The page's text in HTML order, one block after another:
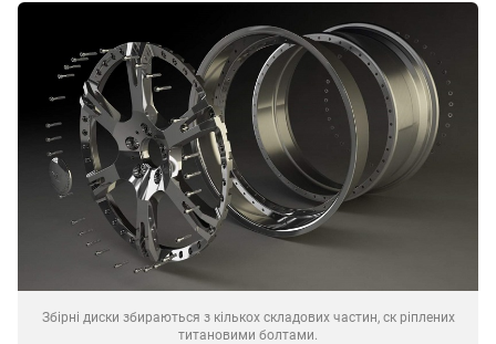
Збірні диски збираються з кількох складових частин, ск ріплених
титановими болтами.